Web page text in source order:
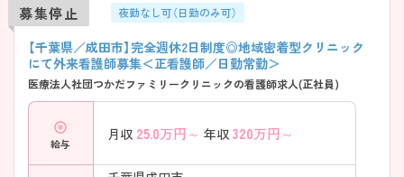
募集停止 夜勤なし可（日勤のみ可）
【千葉県／成田市】完全週休2日制度◎地域密着型クリニック
にて外来看護師募集＜正看護師／日勤常勤＞
医療法人社団つかだファミリークリニックの看護師求人(正社員)
給与
月収 25.0万円～ 年収 320万円～